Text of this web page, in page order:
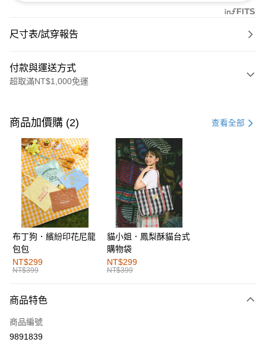
尺寸表/試穿報告
付款與運送方式
超取滿NT$1,000免運
信用卡一次付款
購物金
超商取貨付款
LINE Pay
街口支付
運送方式
全家取貨付款
每筆NT$60，滿NT$1,000(含以上)免運費
付款後全家取貨
萊爾富取貨付款
商品加價購 (2) 查看全部
布丁狗．繽紛印花尼龍
包包
NT$299
NT$399
貓小姐．鳳梨酥貓台式
購物袋
NT$299
NT$399
商品特色
商品編號
9891839